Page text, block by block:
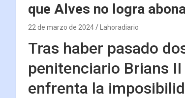
que Alves no logra
22 de marzo de 2024 Lahoradiario
Tras haber pasado
penitenciario Brians
enfrenta la